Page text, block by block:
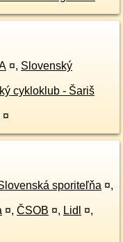
¤, Slovenský
cykloklub - Šariš
¤
sporiteľňa ¤,
¤, ČSOB ¤, Lidl ¤,